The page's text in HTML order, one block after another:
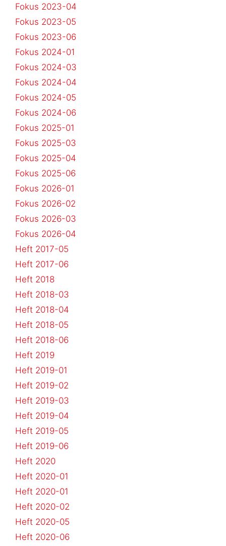
Fokus 2023-04
Fokus 2023-05
Fokus 2023-06
Fokus 2024-01
Fokus 2024-03
Fokus 2024-04
Fokus 2024-05
Fokus 2024-06
Fokus 2025-01
Fokus 2025-03
Fokus 2025-04
Fokus 2025-06
Fokus 2026-01
Fokus 2026-02
Fokus 2026-03
Fokus 2026-04
Heft 2017-05
Heft 2017-06
Heft 2018
Heft 2018-03
Heft 2018-04
Heft 2018-05
Heft 2018-06
Heft 2019
Heft 2019-01
Heft 2019-02
Heft 2019-03
Heft 2019-04
Heft 2019-05
Heft 2019-06
Heft 2020
Heft 2020-01
Heft 2020-01
Heft 2020-02
Heft 2020-05
Heft 2020-06